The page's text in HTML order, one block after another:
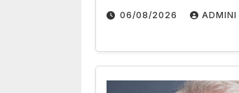
shqiptare në Ulqin
06/08/2026 ADMINI